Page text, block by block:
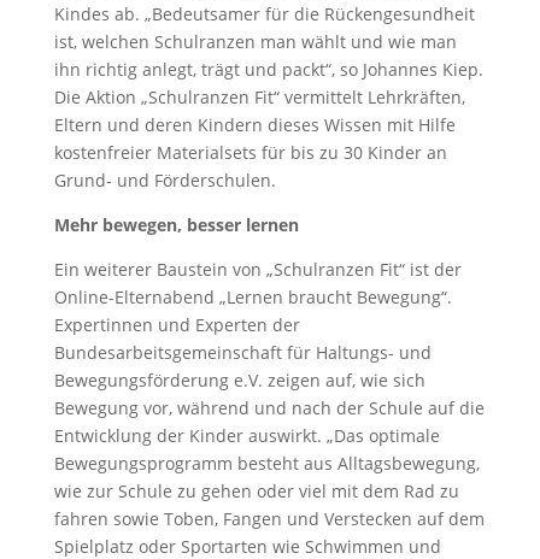
Kindes ab. „Bedeutsamer für die Rückengesundheit
ist, welchen Schulranzen man wählt und wie man
ihn richtig anlegt, trägt und packt“, so Johannes Kiep.
Die Aktion „Schulranzen Fit“ vermittelt Lehrkräften,
Eltern und deren Kindern dieses Wissen mit Hilfe
kostenfreier Materialsets für bis zu 30 Kinder an
Grund- und Förderschulen.
Mehr bewegen, besser lernen
Ein weiterer Baustein von „Schulranzen Fit“ ist der
Online-Elternabend „Lernen braucht Bewegung“.
Expertinnen und Experten der
Bundesarbeitsgemeinschaft für Haltungs- und
Bewegungsförderung e.V. zeigen auf, wie sich
Bewegung vor, während und nach der Schule auf die
Entwicklung der Kinder auswirkt. „Das optimale
Bewegungsprogramm besteht aus Alltagsbewegung,
wie zur Schule zu gehen oder viel mit dem Rad zu
fahren sowie Toben, Fangen und Verstecken auf dem
Spielplatz oder Sportarten wie Schwimmen und